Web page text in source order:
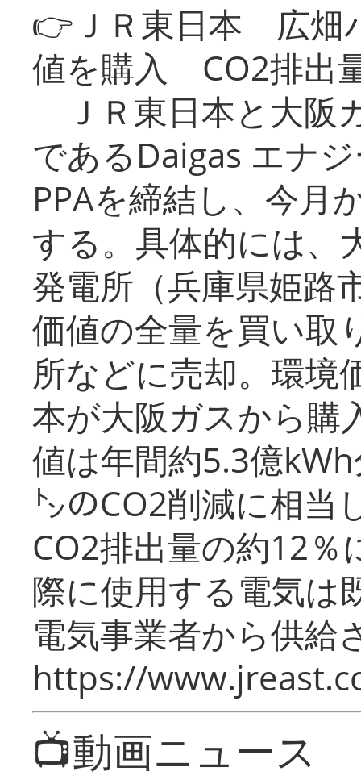
👉ＪＲ東日本 広畑
値を購入 CO2排出
ＪＲ東日本と大阪
であるDaigas エナ
PPAを締結し、今月
する。具体的には、
発電所（兵庫県姫路
価値の全量を買い取
所などに売却。環境
本が大阪ガスから購
値は年間約5.3億
㌧のCO2削減に相当
CO2排出量の約12％
際に使用する電気は
電気事業者から供給
https://
📺動画ニュース